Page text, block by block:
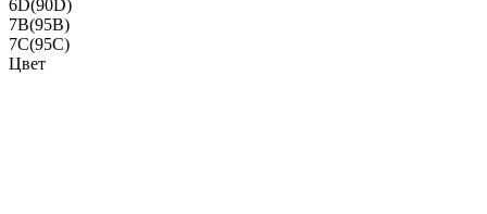
6D(90D)
7B(95B)
7C(95C)
Цвет